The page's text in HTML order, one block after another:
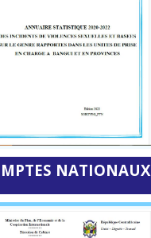
NATIONAUX